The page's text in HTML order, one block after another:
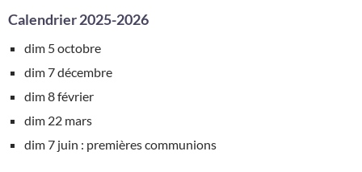
Calendrier 2025-2026
dim 5 octobre
dim 7 décembre
dim 8 février
dim 22 mars
dim 7 juin : premières communions